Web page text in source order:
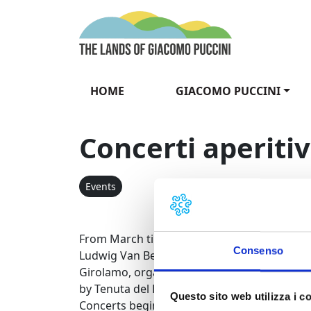
Consenso
Questo sito web utilizza i
HOME GIACOMO PUCCINI
Concerti
Events
From March till May 2010 the concert cycle
Ludwig Van Beethoven’s 32 piano sonatas,
Girolamo, organized in collaboration with
by Tenuta del Buonamico di Montecarlo
Concerts begin at 11.